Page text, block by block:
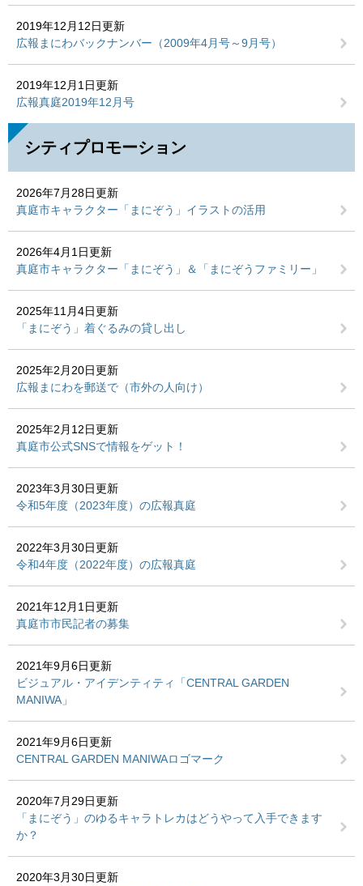
2019年12月12日更新
広報まにわバックナンバー（2009年4月号～9月号）
2019年12月1日更新
広報真庭2019年12月号
シティプロモーション
2026年7月28日更新
真庭市キャラクター「まにぞう」イラストの活用
2026年4月1日更新
真庭市キャラクター「まにぞう」＆「まにぞうファミリー」
2025年11月4日更新
「まにぞう」着ぐるみの貸し出し
2025年2月20日更新
広報まにわを郵送で（市外の人向け）
2025年2月12日更新
真庭市公式SNSで情報をゲット！
2023年3月30日更新
令和5年度（2023年度）の広報真庭
2022年3月30日更新
令和4年度（2022年度）の広報真庭
2021年12月1日更新
真庭市市民記者の募集
2021年9月6日更新
ビジュアル・アイデンティティ「CENTRAL GARDEN
MANIWA」
2021年9月6日更新
CENTRAL GARDEN MANIWAロゴマーク
2020年7月29日更新
「まにぞう」のゆるキャラトレカはどうやって入手できます
か？
2020年3月30日更新